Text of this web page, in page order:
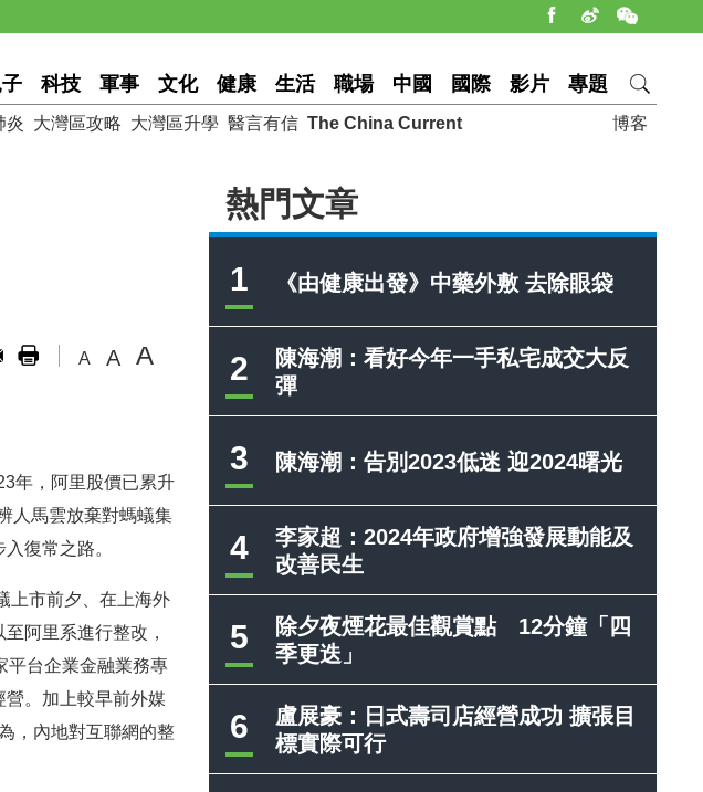
科技 軍事 文化 健康 生活 職場 中國 國際 影片 專題
博客
炎 大灣區攻略 大灣區升學 醫言有信 The China Current
熱門文章
1 《由健康出發》中藥外敷 去除眼袋
2
陳海潮：看好今年一手私宅成交大反
彈
3 陳海潮：告別2023低迷 迎2024曙光
4
李家超：2024年政府增強發展動能及
改善民生
5
除夕夜煙花最佳觀賞點 12分鐘「四
季更迭」
6
盧展豪：日式壽司店經營成功 擴張目
標實際可行
A A A
年，阿里股價已累升
人馬雲放棄對螞蟻集
復常之路。
上市前夕、在上海外
阿里系進行整改，
平台企業金融業務專
營。加上較早前外媒
，內地對互聯網的整